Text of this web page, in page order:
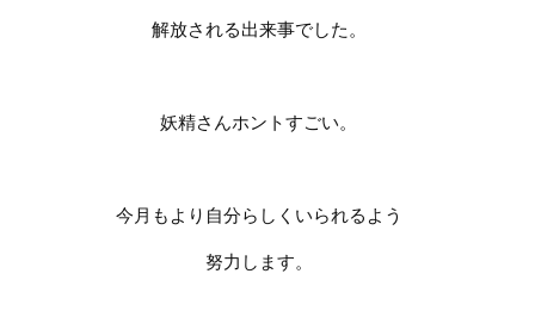
解放される出来事でした。
妖精さんホントすごい。
今月もより自分らしくいられるよう
努力します。